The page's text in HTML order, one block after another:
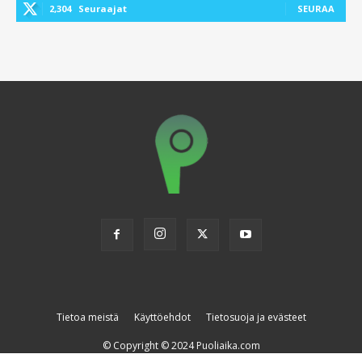
2,304 Seuraajat SEURAA
Tietoa meistä Käyttöehdot Tietosuoja ja evästeet
© Copyright © 2024 Puoliaika.com